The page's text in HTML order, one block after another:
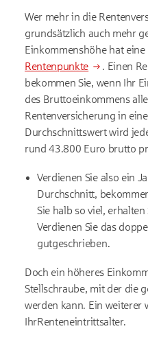
Wer mehr in die
grundsätzlich auch mehr
Einkommenshöhe hat
Rentenpunkte
. Einen
bekommen Sie, wenn Ihr
des Bruttoeinkommens
Rentenversicherung in
Durchschnittswert wird
rund 43.800 Euro brutto
Verdienen Sie also ein
Durchschnitt,
Sie halb so viel,
Verdienen Sie das
gutgeschrieben.
Doch ein höheres
Stellschraube, mit der die
werden kann. Ein weiterer
IhrRenteneintrittsalter.